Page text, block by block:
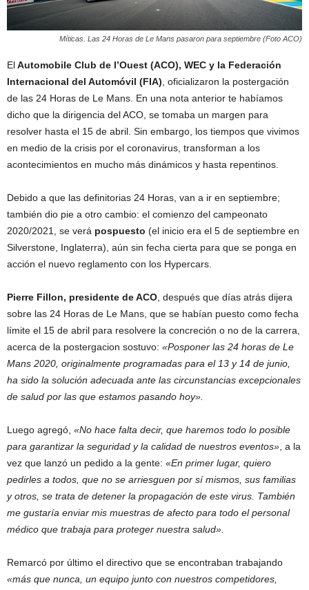
Míticas. Las 24 Horas de Le Mans pasaron para septiembre (Foto ACO)
ElAutomobile Club de l’Ouest (ACO), WEC y la Federación
Internacional del Automóvil (FIA) , oficializaron la postergación
de las 24 Horas de Le Mans. En una nota anterior te habíamos
dicho que la dirigencia del ACO, se tomaba un margen para
resolver hasta el 15 de abril. Sin embargo, los tiempos que vivimos
en medio de la crisis por el coronavirus, transforman a los
acontecimientos en mucho más dinámicos y hasta repentinos.
Debido a que las definitorias 24 Horas, van a ir en septiembre;
también dio pie a otro cambio: el comienzo del campeonato
2020/2021, se verá pospuesto (el inicio era el 5 de septiembre en
Silverstone, Inglaterra), aún sin fecha cierta para que se ponga en
acción el nuevo reglamento con los Hypercars.
Pierre Fillon, presidente de ACO , después que días atrás dijera
sobre las 24 Horas de Le Mans, que se habían puesto como fecha
límite el 15 de abril para resolvere la concreción o no de la carrera,
acerca de la postergacion sostuvo: «Posponer las 24 horas de Le
Mans 2020, originalmente programadas para el 13 y 14 de junio,
ha sido la solución adecuada ante las circunstancias excepcionales
de salud por las que estamos pasando hoy».
Luego agregó, «No hace falta decir, que haremos todo lo posible
para garantizar la seguridad y la calidad de nuestros eventos» , a la
vez que lanzó un pedido a la gente: «En primer lugar, quiero
pedirles a todos, que no se arriesguen por sí mismos, sus familias
y otros, se trata de detener la propagación de este virus. También
me gustaría enviar mis muestras de afecto para todo el personal
médico que trabaja para proteger nuestra salud».
Remarcó por último el directivo que se encontraban trabajando
«más que nunca, un equipo junto con nuestros competidores,